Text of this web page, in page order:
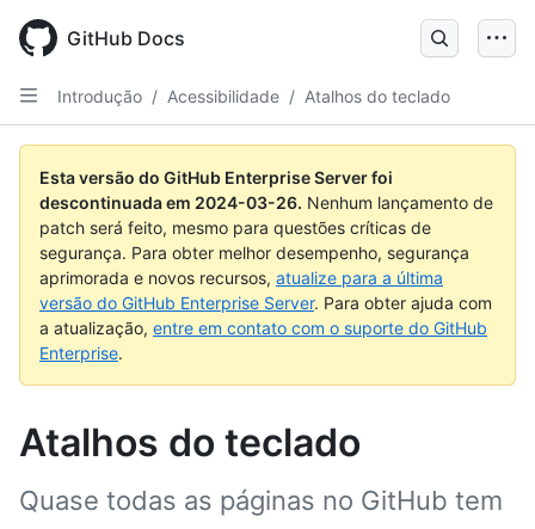
main
content
GitHub Docs
Introdução / Acessibilidade / Atalhos do teclado
Esta versão do GitHub Enterprise Server foi
descontinuada em 2024-03-26. Nenhum lançamento de
patch será feito, mesmo para questões críticas de
segurança. Para obter melhor desempenho, segurança
aprimorada e novos recursos, atualize para a última
versão do GitHub Enterprise Server. Para obter ajuda com
a atualização, entre em contato com o suporte do GitHub
Enterprise.
Atalhos do teclado
Quase todas as páginas no GitHub tem